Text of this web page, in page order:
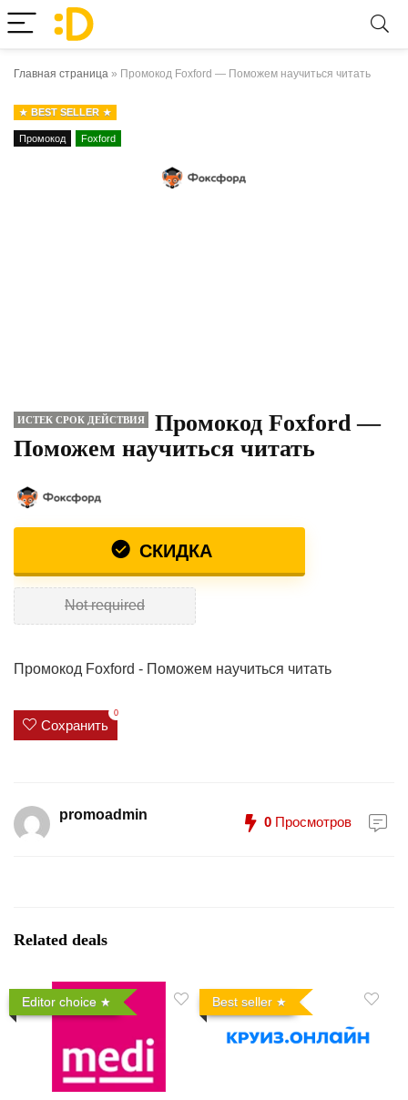
Главная страница » Промокод Foxford — Поможем научиться читать
BEST SELLER
Промокод Foxford
ИСТЕК СРОК ДЕЙСТВИЯ
Промокод Foxford —
Поможем научиться читать
СКИДКА
Not required
Промокод Foxford - Поможем научиться читать
Сохранить
0
promoadmin 0 Просмотров
Related deals
Editor choice Best seller